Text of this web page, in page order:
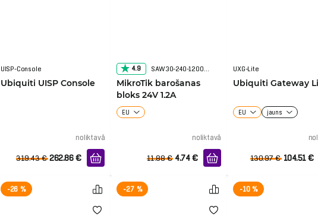
UISP-Console
Ubiquiti UISP Console
noliktavā
319.43 € 262.86 €
4.9 SAW30-240-1200GR2A
MikroTik barošanas
bloks 24V 1.2A
EU
noliktavā
11.88 € 4.74 €
UXG-Lite
Ubiquiti Gateway
EU jauns
130.97 € 104.51 €
-26 % -27 % -10 %